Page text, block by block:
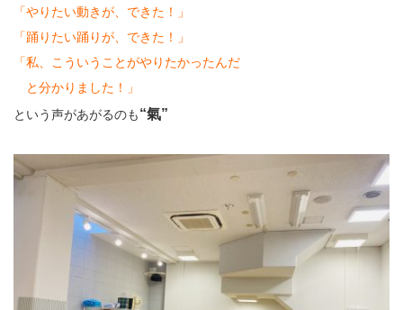
「やりたい動きが、できた！」
「踊りたい踊りが、できた！」
「私、こういうことがやりたかったんだ
と分かりました！」
という声があがるのも“氣”